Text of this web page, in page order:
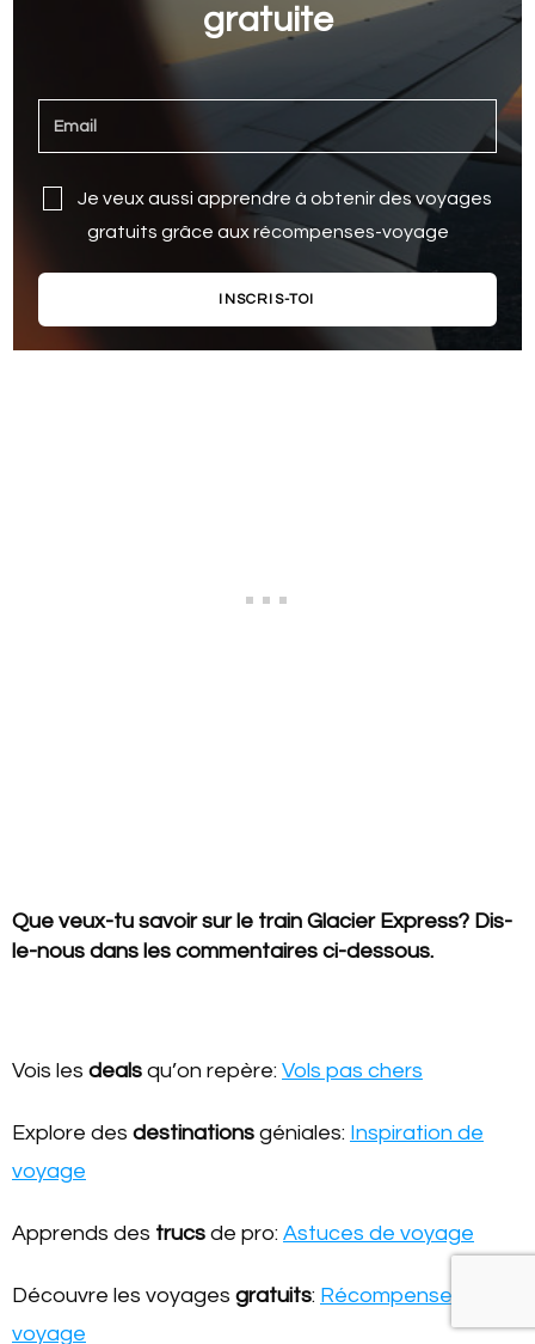
gratuite
Je veux aussi apprendre à obtenir des voyages
gratuits grâce aux récompenses-voyage
INSCRIS-TOI
Que veux-tu savoir sur le train Glacier Express? Dis-
le-nous dans les commentaires ci-dessous.
Vois les deals qu’on repère: Vols pas chers
Explore des destinations géniales: Inspiration de
voyage
Apprends des trucs de pro: Astuces de voyage
Découvre les voyages gratuits: Récompenses-
voyage